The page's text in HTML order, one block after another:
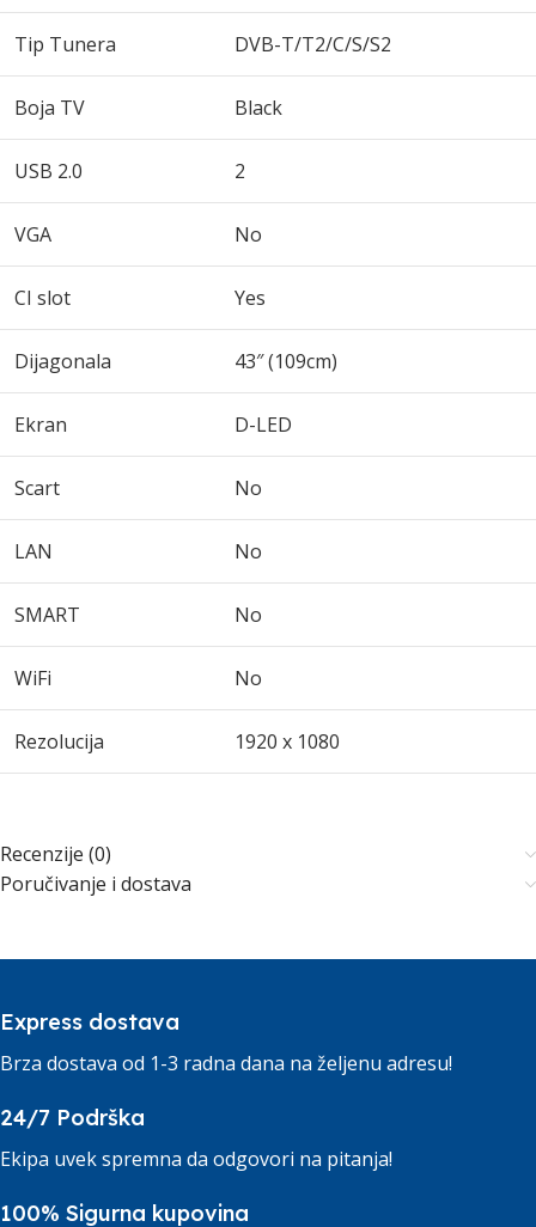
Tip Tunera DVB-T/T2/C/S/S2
Boja TV Black
USB 2.0 2
VGA No
CI slot Yes
Dijagonala 43″ (109cm)
Ekran D-LED
Scart No
LAN No
SMART No
WiFi No
Rezolucija 1920 x 1080
Recenzije (0)
Poručivanje i dostava
Express dostava
Brza dostava od 1-3 radna dana na željenu adresu!
24/7 Podrška
Ekipa uvek spremna da odgovori na pitanja!
100% Sigurna kupovina